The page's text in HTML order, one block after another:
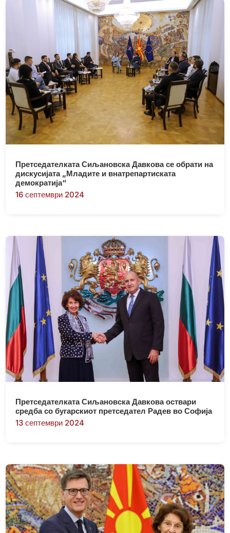
Претседателката Сиљановска Давкова се обрати на
дискусијата „Младите и внатрепартиската
демократија“
16 септември 2024
Претседателката Сиљановска Давкова оствари
средба со бугарскиот претседател Радев во Софија
13 септември 2024